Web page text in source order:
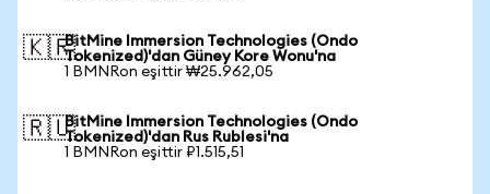
🇰🇷BitMine Immersion Technologies (Ondo
Tokenized)'dan Güney Kore Wonu'na
1 BMNRon eşittir ₩25.962,05
🇷🇺BitMine Immersion Technologies (Ondo
Tokenized)'dan Rus Rublesi'na
1 BMNRon eşittir ₽1.515,51